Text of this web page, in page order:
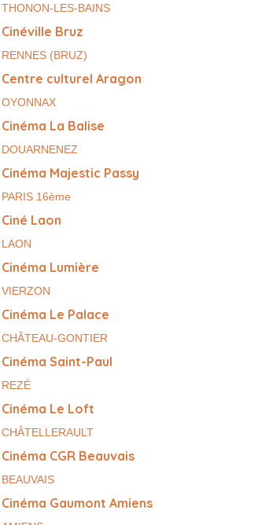
THONON-LES-BAINS
Cinéville Bruz
RENNES (BRUZ)
Centre culturel Aragon
OYONNAX
Cinéma La Balise
DOUARNENEZ
Cinéma Majestic Passy
PARIS 16ème
Ciné Laon
LAON
Cinéma Lumière
VIERZON
Cinéma Le Palace
CHÂTEAU-GONTIER
Cinéma Saint-Paul
REZÉ
Cinéma Le Loft
CHÂTELLERAULT
Cinéma CGR Beauvais
BEAUVAIS
Cinéma Gaumont Amiens